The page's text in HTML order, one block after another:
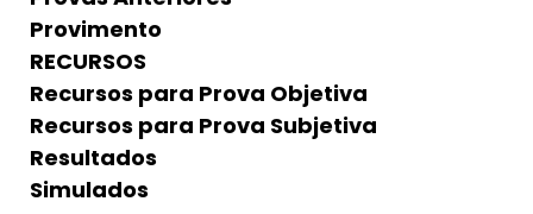
Provimento
RECURSOS
Recursos para Prova Objetiva
Recursos para Prova Subjetiva
Resultados
Simulados